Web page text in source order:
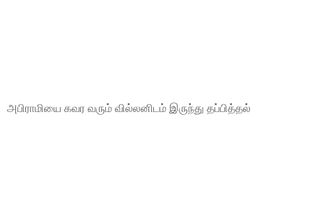
அபிராமியை கவர வரும் வில்லனிடம் இருந்து தப்பித்தல்